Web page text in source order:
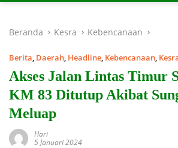
Beranda Kesra Kebencanaan
Berita, Daerah, Headline, Kebencanaan,
Akses Jalan Lintas Timur
KM 83 Ditutup Akibat
Meluap
Hari
5 Januari 2024